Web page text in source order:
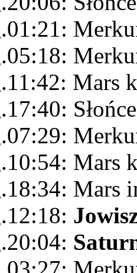
Mars
Mars
Mars